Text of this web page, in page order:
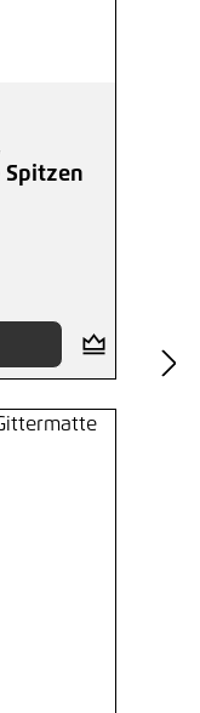
von 5 von 5
Spitzen